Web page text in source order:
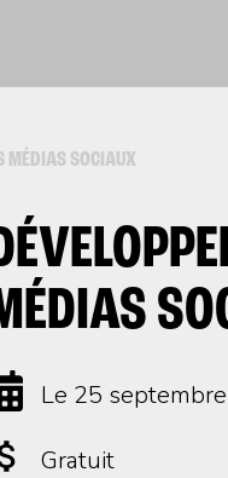
MÉDIAS SOCIAUX
Le 25
Gratuit